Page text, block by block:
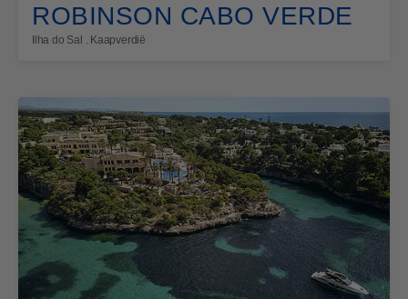
ROBINSON CABO VERDE
Ilha do Sal . Kaapverdië